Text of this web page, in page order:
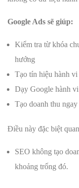
Google Ads sẽ giúp:
Kiểm tra từ khóa
hướng
Tạo tín hiệu hành
Dạy Google hành
Tạo doanh thu
Điều này đặc biệt
SEO không tạo
khoảng trống đó.